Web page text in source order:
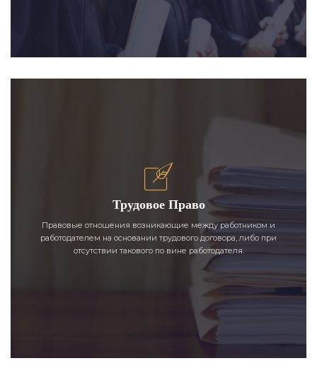
Трудовое Право
Правовые отношения возникающие между работником и
работодателем на основании трудового договора, либо при
отсутствии такового по вине работодателя.